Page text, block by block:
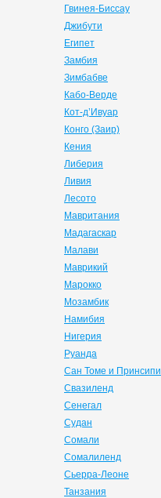
Гвинея-Биссау
Джибути
Египет
Замбия
Зимбабве
Кабо-Верде
Кот-д’Ивуар
Конго (Заир)
Кения
Либерия
Ливия
Лесото
Мавритания
Мадагаскар
Малави
Маврикий
Марокко
Мозамбик
Намибия
Нигерия
Руанда
Сан Томе и Принсипи
Свазиленд
Сенегал
Судан
Сомали
Сомалиленд
Сьерра-Леоне
Танзания